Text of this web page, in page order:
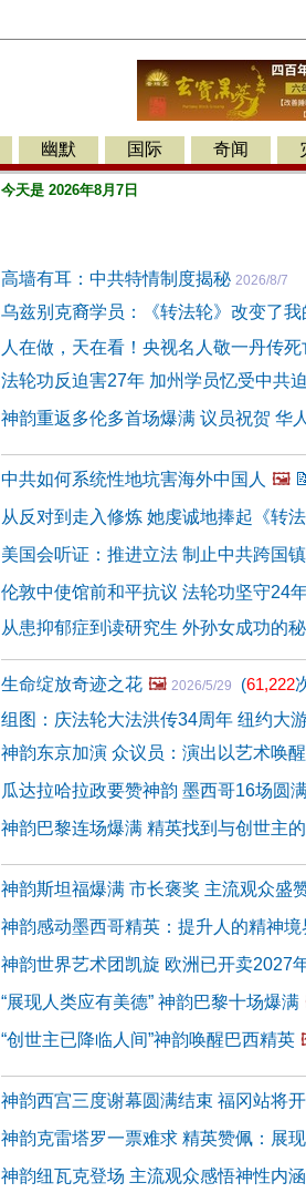
幽默 国际 奇闻
今天是 2026年8月7日
高墙有耳：中共特情制度揭秘 2026/8/7
乌兹别克裔学员：《转法轮》改变了我
人在做，天在看！央视名人敬一丹传死
法轮功反迫害27年 加州学员忆受中共
神韵重返多伦多首场爆满 议员祝贺 华
中共如何系统性地坑害海外中国人 🖼️
从反对到走入修炼 她虔诚地捧起《转法
美国会听证：推进立法 制止中共跨国
伦敦中使馆前和平抗议 法轮功坚守24
从患抑郁症到读研究生 外孙女成功的
生命绽放奇迹之花 🖼️ 2026/5/29 (61,222
组图：庆法轮大法洪传34周年 纽约大
神韵东京加演 众议员：演出以艺术唤
瓜达拉哈拉政要赞神韵 墨西哥16场圆
神韵巴黎连场爆满 精英找到与创世主
神韵斯坦福爆满 市长褒奖 主流观众盛
神韵感动墨西哥精英：提升人的精神境
神韵世界艺术团凯旋 欧洲已开卖2027
“展现人类应有美德” 神韵巴黎十场爆满
“创世主已降临人间”神韵唤醒巴西精英
神韵西宫三度谢幕圆满结束 福冈站将
神韵克雷塔罗一票难求 精英赞佩：展
神韵纽瓦克登场 主流观众感悟神性内涵